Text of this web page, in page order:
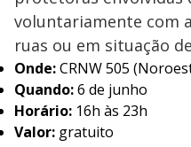
voluntariamente com
ruas ou em situação
Onde:CRNW 505
Quando:6 de junho
Horário: 16h às 23h
Valor: gratuito